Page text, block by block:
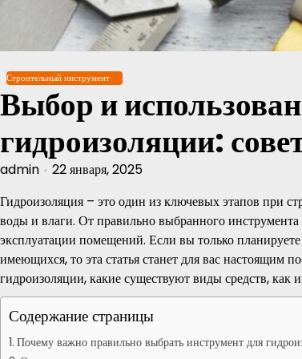
содержимому
Строительный инструмент
Выбор и
гидроизоляции:
admin
22 января, 2025
Гидроизоляция – это один из ключевых этапов при
воды и влаги. От правильно выбранного инструмента
эксплуатации помещений. Если вы только
имеющихся, то эта статья станет для вас настоящим
гидроизоляции, какие существуют виды средств, как
Содержание страницы
Почему важно правильно выбрать инструмент для